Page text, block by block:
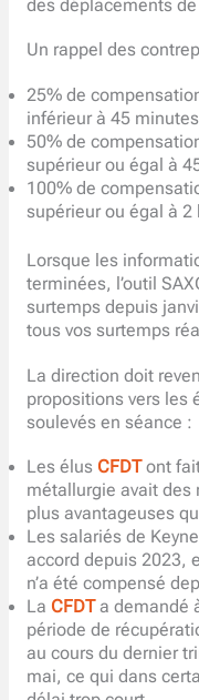
des déplacements
Un rappel des
25% de
inférieur à 45
50% de
supérieur ou égal à
100% de
supérieur ou égal à 2
Lorsque les
terminées, l’outil
surtemps depuis
tous vos surtemps
La direction doit
propositions vers les
soulevés en séance :
Les élus CFDTont
métallurgie avait des
plus avantageuses
Les salariés de
accord depuis 2023,
n’a été compensé
La CFDTa demandé
période de
au cours du dernier
mai, ce qui dans